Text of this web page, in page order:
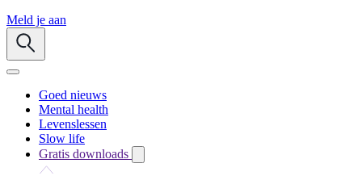
Meld je aan
Goed nieuws
Mental health
Levenslessen
Slow life
Gratis downloads